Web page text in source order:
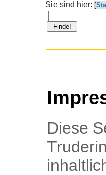
Sie sind hier: [
Diese